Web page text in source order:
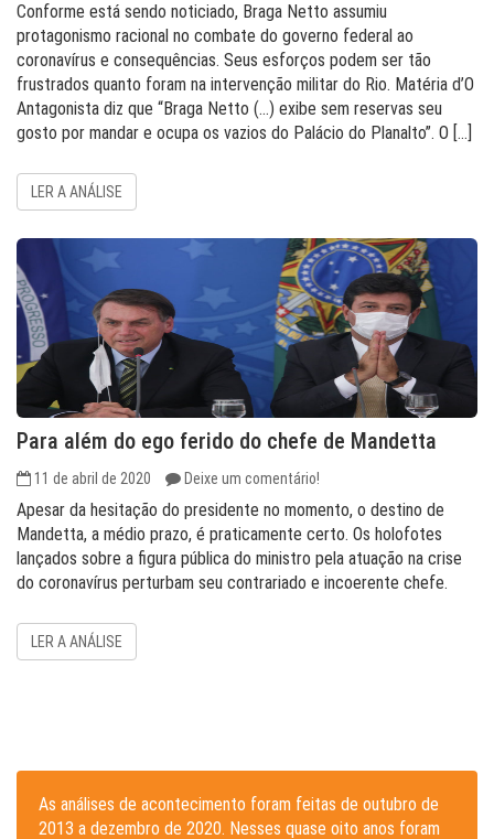
Conforme está sendo noticiado, Braga Netto assumiu
protagonismo racional no combate do governo federal ao
coronavírus e consequências. Seus esforços podem ser tão
frustrados quanto foram na intervenção militar do Rio. Matéria d’O
Antagonista diz que “Braga Netto (…) exibe sem reservas seu
gosto por mandar e ocupa os vazios do Palácio do Planalto”. O […]
LER A ANÁLISE
Para além do ego ferido do chefe de Mandetta
11 de abril de 2020 Deixe um comentário!
Apesar da hesitação do presidente no momento, o destino de
Mandetta, a médio prazo, é praticamente certo. Os holofotes
lançados sobre a figura pública do ministro pela atuação na crise
do coronavírus perturbam seu contrariado e incoerente chefe.
LER A ANÁLISE
As análises de acontecimento foram feitas de outubro de
2013 a dezembro de 2020. Nesses quase oito anos foram